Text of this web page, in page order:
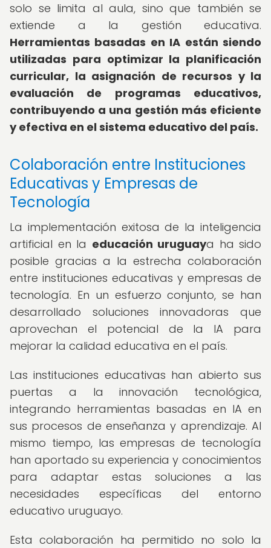
solo se limita al aula, sino que también se
extiende a la gestión educativa.
Herramientas basadas en IA están siendo
utilizadas para optimizar la planificación
curricular, la asignación de recursos y la
evaluación de programas educativos,
contribuyendo a una gestión más eficiente
y efectiva en el sistema educativo del país.
Colaboración entre Instituciones
Educativas y Empresas de
Tecnología
La implementación exitosa de la inteligencia
artificial en la educación uruguaya ha sido
posible gracias a la estrecha colaboración
entre instituciones educativas y empresas de
tecnología. En un esfuerzo conjunto, se han
desarrollado soluciones innovadoras que
aprovechan el potencial de la IA para
mejorar la calidad educativa en el país.
Las instituciones educativas han abierto sus
puertas a la innovación tecnológica,
integrando herramientas basadas en IA en
sus procesos de enseñanza y aprendizaje. Al
mismo tiempo, las empresas de tecnología
han aportado su experiencia y conocimientos
para adaptar estas soluciones a las
necesidades específicas del entorno
educativo uruguayo.
Esta colaboración ha permitido no solo la